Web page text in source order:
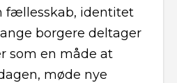
fællesskab, identitet
borgere deltager
som en måde at
møde nye